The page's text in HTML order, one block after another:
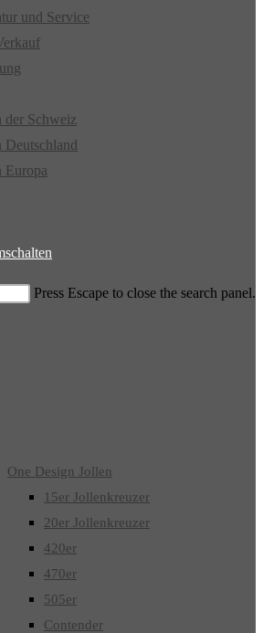
und Service
der Schweiz
Deutschland
Europa
Press Escape to close the search panel.
One Design Jollen
15er Jollenkreuzer
20er Jollenkreuzer
420er
470er
505er
Contender